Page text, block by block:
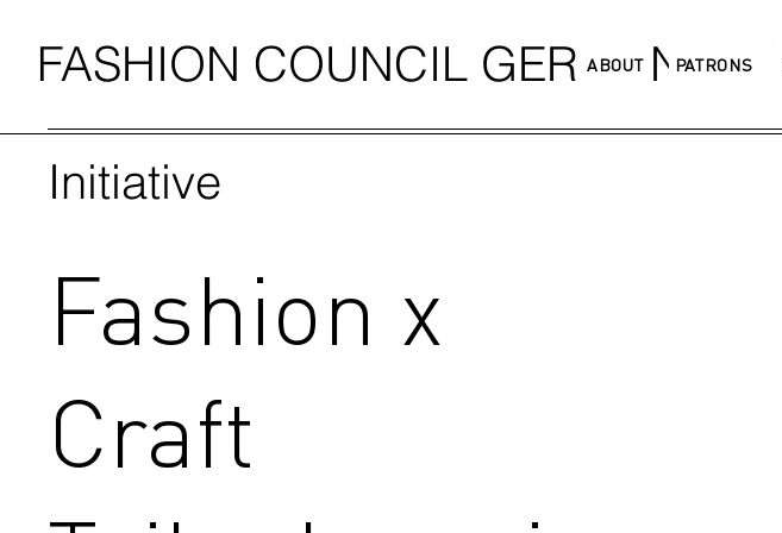
FASHION COUNCIL GERMANY
ABOUT PATRONS
Initiative
Fashion x
Craft